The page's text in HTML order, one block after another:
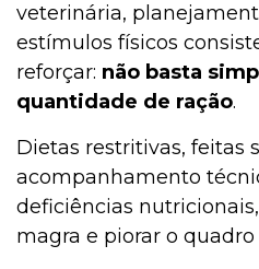
veterinária,
estímulos físicos
reforçar: não basta
quantidade de ração.
Dietas restritivas, feitas
acompanhamento
deficiências
magra e piorar o quadro